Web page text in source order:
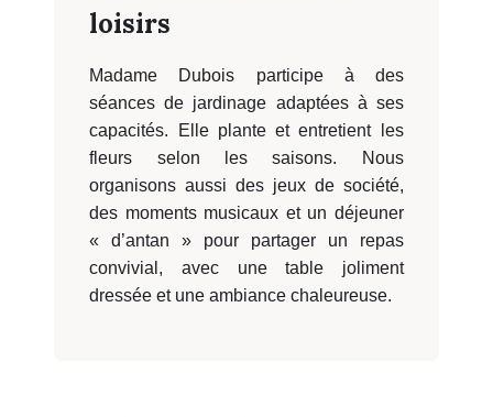
loisirs
Madame Dubois participe à des
séances de jardinage adaptées à ses
capacités. Elle plante et entretient les
fleurs selon les saisons. Nous
organisons aussi des jeux de société,
des moments musicaux et un déjeuner
« d’antan » pour partager un repas
convivial, avec une table joliment
dressée et une ambiance chaleureuse.